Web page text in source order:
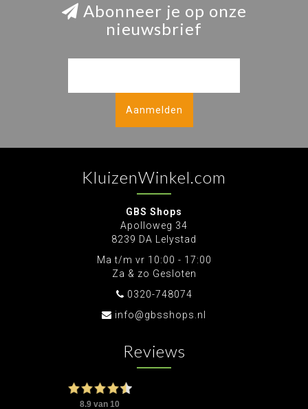
Abonneer je op onze
nieuwsbrief
Aanmelden
KluizenWinkel.com
GBS Shops
Apolloweg 34
8239 DA Lelystad
Ma t/m vr 10:00 - 17:00
Za & zo Gesloten
0320-748074
info@gbsshops.nl
Reviews